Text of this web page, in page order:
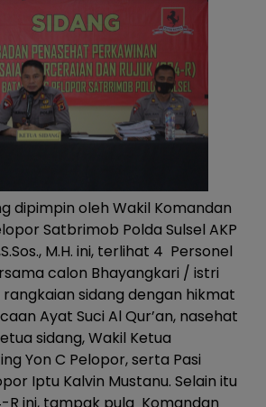
dipimpin oleh Wakil Komandan
Satbrimob Polda Sulsel AKP
M.H. ini, terlihat 4 Personel
calon Bhayangkari / istri
sidang dengan hikmat
Ayat Suci Al Qur’an, nasehat
sidang, Wakil Ketua
Yon C Pelopor, serta Pasi
Iptu Kalvin Mustanu. Selain itu